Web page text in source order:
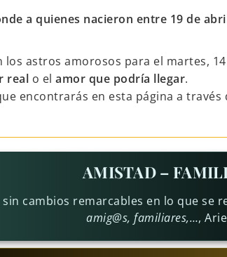
a quienes nacieron entre 19 de
astros amorosos para el martes,
real o el amor que podría llegar.
encontrarás en esta página a través
AMISTAD –
sin cambios remarcables en lo que se
amig@s, familiares,…,